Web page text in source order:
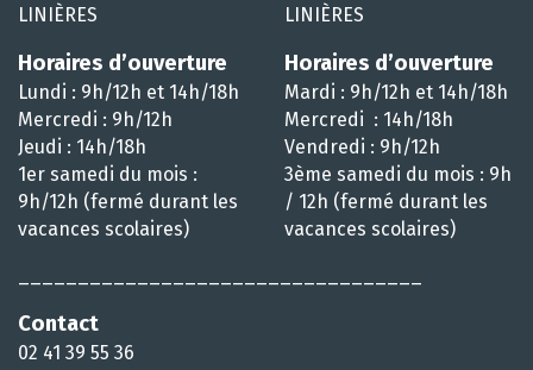
LINIÈRES
Horaires d’ouverture
Lundi : 9h/12h et 14h/18h
Mercredi : 9h/12h
Jeudi : 14h/18h
1er samedi du mois :
9h/12h (fermé durant les
vacances scolaires)
Contact
02 41 39 55 36
LINIÈRES
Horaires d’ouverture
Mardi : 9h/12h et 14h/18h
Mercredi : 14h/18h
Vendredi : 9h/12h
3ème samedi du mois : 9h
/ 12h (fermé durant les
vacances scolaires)